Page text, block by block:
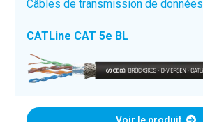
Câbles de transmission de données
CATLine CAT 5e BL